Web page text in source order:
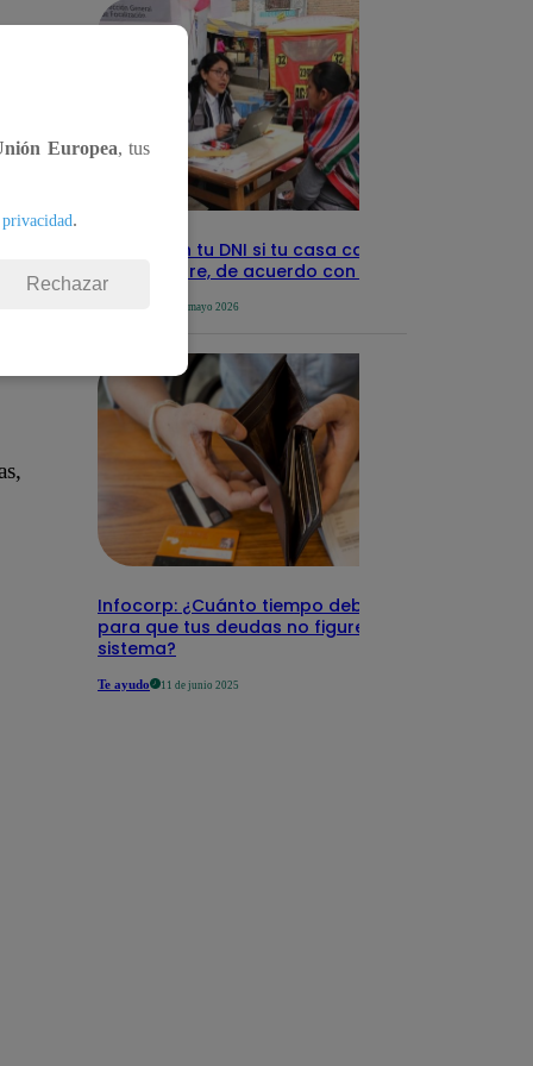
Revisa con tu DNI si tu casa califica
como pobre, de acuerdo con el Sisfoh
25 de mayo 2026
Infocorp: ¿Cuánto tiempo debe pasar
para que tus deudas no figuren en su
sistema?
Te ayudo 11 de junio 2025
Europea, tus
.
Rechazar